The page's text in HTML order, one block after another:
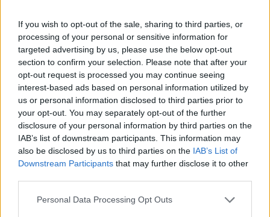
If you wish to opt-out of the sale, sharing to third parties, or
processing of your personal or sensitive information for
targeted advertising by us, please use the below opt-out
section to confirm your selection. Please note that after your
opt-out request is processed you may continue seeing
interest-based ads based on personal information utilized by
us or personal information disclosed to third parties prior to
your opt-out. You may separately opt-out of the further
disclosure of your personal information by third parties on the
IAB’s list of downstream participants. This information may
also be disclosed by us to third parties on the IAB’s List of
Downstream Participants that may further disclose it to other
Personal Data Processing Opt Outs